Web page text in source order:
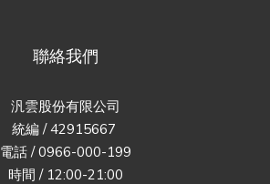
聯絡我們
汎雲股份有限公司
統編 / 42915667
電話 / 0966-000-199
時間 / 12:00-21:00